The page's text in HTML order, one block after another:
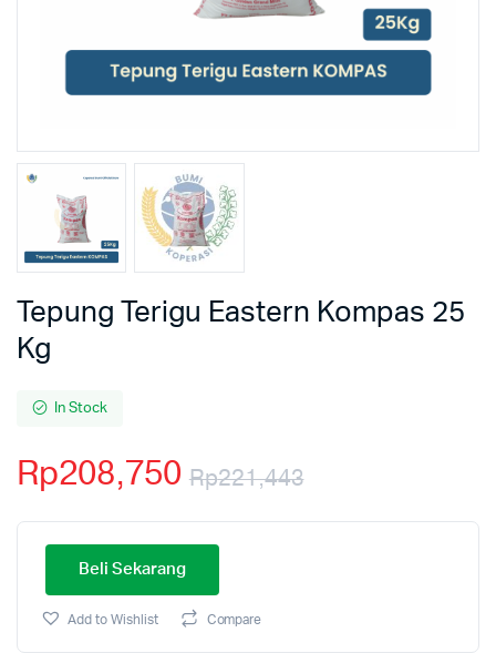
Tepung Terigu Eastern Kompas 25
Kg
In Stock
Rp221,443
Rp208,750
Beli Sekarang
Add to Wishlist Compare